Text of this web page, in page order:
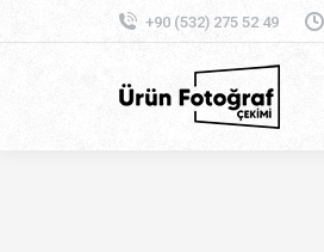
+90 (532) 275 52 49